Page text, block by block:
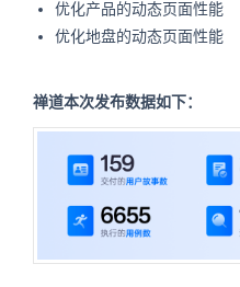
优化产品的动态页面性能
优化地盘的动态页面性能
禅道本次发布数据如下：